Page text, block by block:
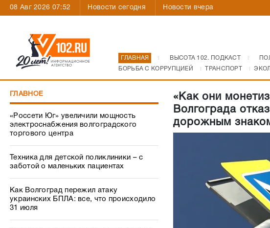
08 Авг 2026 07:52 Новости сегодня Новости вчера
ГЛАВНАЯ ВЫСОТА 102. ПОДКАСТ
БОРЬБА С КОРРУПЦИЕЙ
ТРАНСПОРТ
ГЛАВНОЕ
«Россети Юг» увеличили мощность
электроснабжения волгоградского
торгового центра
Техника для детской поликлиники – с
заботой о маленьких пациентах
Как Волгоград пережил атаку
украинских БПЛА: все, что происходило
31 июля
«Как они
Волгограда
дорожным